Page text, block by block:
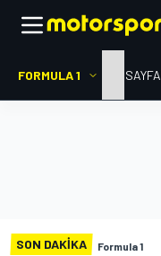
FORMULA 1 ANA SAYFA
SON DAKIKA Formula 1